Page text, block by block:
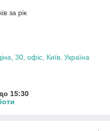
за рік
30, офіс, Київ, Україна
15:30